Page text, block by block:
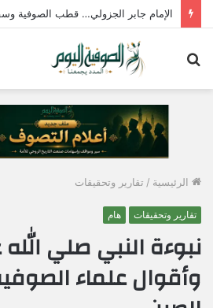
الإمام جابر الجزولي… قطب الصوفية
الرئيسية / تقارير وتحقيقات
تقارير وتحقيقات هام
نبوءة النبي صلي
وأقوال علماء